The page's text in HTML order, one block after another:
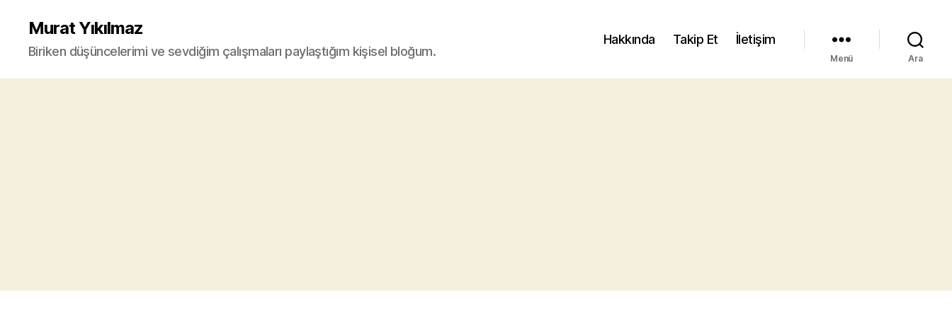
Murat Yıkılmaz
Biriken düşüncelerimi ve sevdiğim çalışmaları paylaştığım kişisel bloğum.
Hakkında Takip Et İletişim
Menü Ara